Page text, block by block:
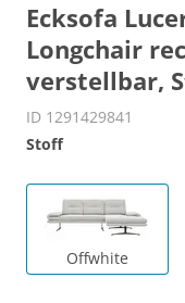
Ecksofa
Longchair
verstellbar,
ID 1291429841
Stoff
Offwhite